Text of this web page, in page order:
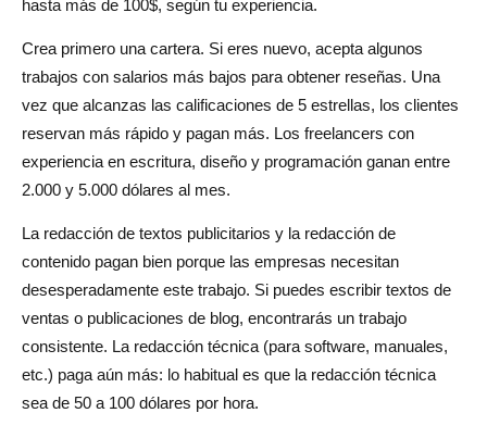
hasta más de 100$, según tu experiencia.
Crea primero una cartera. Si eres nuevo, acepta algunos
trabajos con salarios más bajos para obtener reseñas. Una
vez que alcanzas las calificaciones de 5 estrellas, los clientes
reservan más rápido y pagan más. Los freelancers con
experiencia en escritura, diseño y programación ganan entre
2.000 y 5.000 dólares al mes.
La redacción de textos publicitarios y la redacción de
contenido pagan bien porque las empresas necesitan
desesperadamente este trabajo. Si puedes escribir textos de
ventas o publicaciones de blog, encontrarás un trabajo
consistente. La redacción técnica (para software, manuales,
etc.) paga aún más: lo habitual es que la redacción técnica
sea de 50 a 100 dólares por hora.